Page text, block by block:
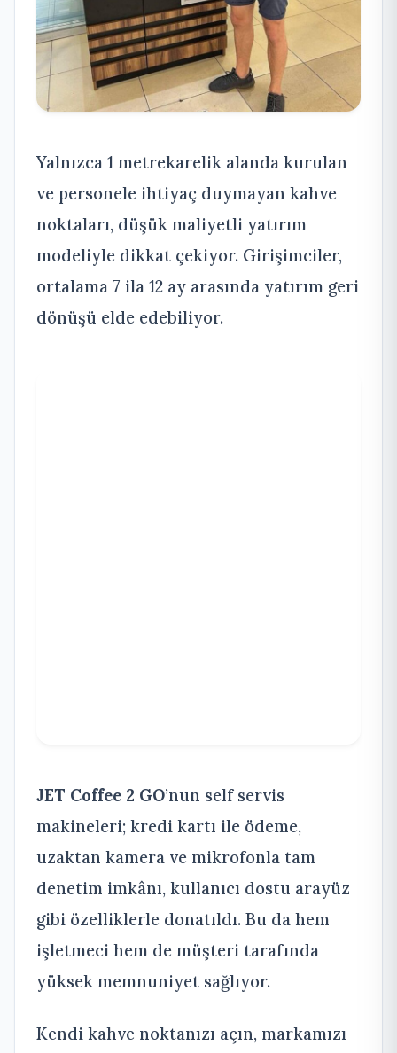
Yalnızca 1 metrekarelik alanda kurulan
ve personele ihtiyaç duymayan kahve
noktaları, düşük maliyetli yatırım
modeliyle dikkat çekiyor. Girişimciler,
ortalama 7 ila 12 ay arasında yatırım geri
dönüşü elde edebiliyor.
JET Coffee 2 GO’nun self servis
makineleri; kredi kartı ile ödeme,
uzaktan kamera ve mikrofonla tam
denetim imkânı, kullanıcı dostu arayüz
gibi özelliklerle donatıldı. Bu da hem
işletmeci hem de müşteri tarafında
yüksek memnuniyet sağlıyor.
Kendi kahve noktanızı açın, markamızı